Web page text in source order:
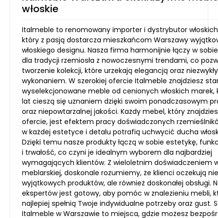
włoskie
Italmeble to renomowany importer i dystrybutor
który z pasją dostarcza mieszkańcom Warszawy
włoskiego designu. Nasza firma harmonijnie łączy w
dla tradycji rzemiosła z nowoczesnymi trendami, co
tworzenie kolekcji, które urzekają elegancją oraz
wykonaniem. W szerokiej ofercie Italmeble znajdziesz
wyselekcjonowane meble od cenionych włoskich marek,
lat cieszą się uznaniem dzięki swoim ponadczasowym
oraz niepowtarzalnej jakości. Każdy mebel, który
ofercie, jest efektem pracy doświadczonych
w każdej estetyce i detalu potrafią uchwycić ducha
Dzięki temu nasze produkty łączą w sobie estetykę,
i trwałość, co czyni je idealnym wyborem dla najbardziej
wymagających klientów. Z wieloletnim doświadczeniem
meblarskiej, doskonale rozumiemy, że klienci oczekują
wyjątkowych produktów, ale również doskonałej obsługi.
ekspertów jest gotowy, aby pomóc w znalezieniu mebli,
najlepiej spełnią Twoje indywidualne potrzeby oraz gust.
Italmeble w Warszawie to miejsca, gdzie możesz